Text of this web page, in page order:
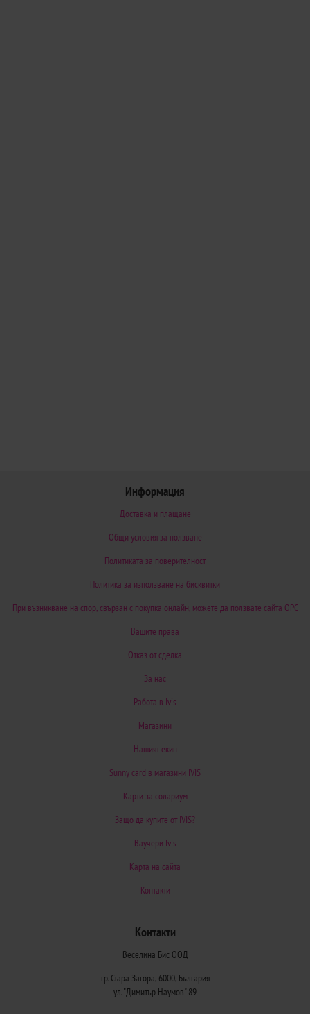
Информация
Доставка и плащане
Общи условия за ползване
Политиката за поверителност
Политика за използване на бисквитки
При възникване на спор, свързан с покупка онлайн, можете да ползвате сайта ОРС
Вашите права
Отказ от сделка
За нас
Работа в Ivis
Магазини
Нашият екип
Sunny card в магазини IVIS
Карти за солариум
Защо да купите от IVIS?
Ваучери Ivis
Карта на сайта
Контакти
Контакти
Веселина Бис ООД
гр. Стара Загора, 6000, България
ул. "Димитър Наумов" 89